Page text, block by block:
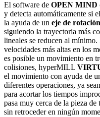
El software de OPEN MIND
y detecta automáticamente si
la ayuda de un eje de rotación
siguiendo la trayectoria más
lineales se reducen al
velocidades más altas en los
es posible un movimiento en
colisiones, hyperMILL
el movimiento con ayuda de
diferentes operaciones, ya
para acortar los tiempos
pasa muy cerca de la pieza
sin retroceder en ningún